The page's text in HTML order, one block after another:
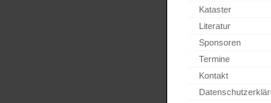
Kataster
Literatur
Sponsoren
Termine
Kontakt